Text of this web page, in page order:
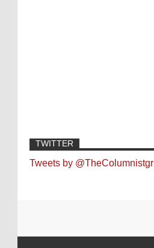
TWITTER
Tweets by @TheColumnistgr